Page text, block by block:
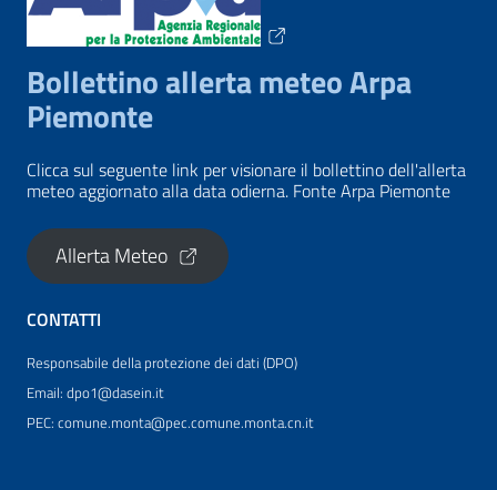
Bollettino allerta meteo Arpa
Piemonte
Clicca sul seguente link per visionare il bollettino dell'allerta
meteo aggiornato alla data odierna. Fonte Arpa Piemonte
Allerta Meteo
CONTATTI
Responsabile della protezione dei dati (DPO)
Email: dpo1@dasein.it
PEC: comune.monta@pec.comune.monta.cn.it